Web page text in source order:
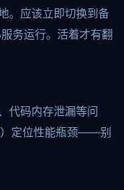
。应该立即切换到备
务运行。活着才有翻
代码内存泄漏等问
）定位性能瓶颈——别